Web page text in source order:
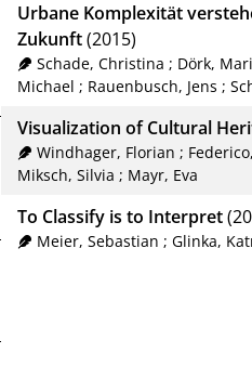
Urbane Komplexität
Zukunft(2015)
Schade, Christina ; Dörk,
Michael ; Rauenbusch, Jens ;
Visualization of Cultural
Windhager, Florian ;
Miksch, Silvia ; Mayr, Eva
To Classify is to Interpret
Meier, Sebastian ;Glinka,